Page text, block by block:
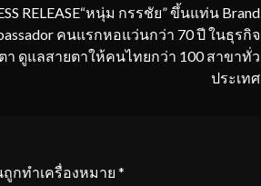
RELEASE“หนุ่ม กรรชัย” ขึ้นแท่น Brand
คนแรกหอแว่นกว่า 70 ปี ในธุรกิจ
า ดูแลสายตาให้คนไทยกว่า 100 สาขาทั่ว
ประเทศ
กทำเครื่องหมาย *